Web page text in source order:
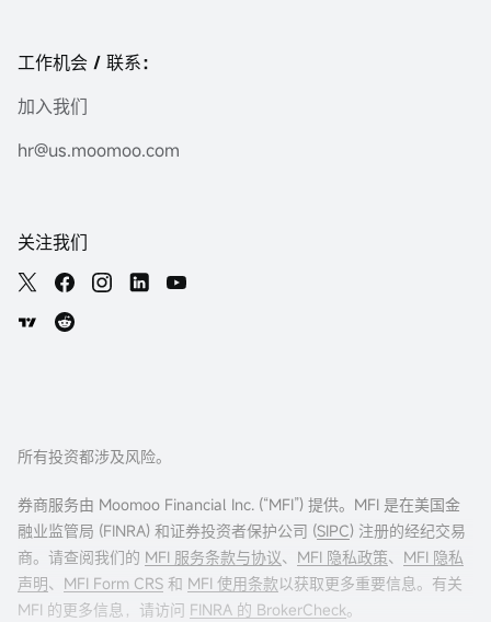
工作机会 / 联系：
加入我们
hr@us.moomoo.com
关注我们
所有投资都涉及风险。
券商服务由 Moomoo Financial Inc. (“MFI”) 提供。MFI 是在美国金
融业监管局 (FINRA) 和证券投资者保护公司 (SIPC) 注册的经纪交易
商。请查阅我们的 MFI 服务条款与协议、 MFI 隐私政策、 MFI 隐私
声明、 MFI Form CRS 和 MFI 使用条款以获取更多重要信息。有关
MFI 的更多信息，请访问 FINRA 的 BrokerCheck。